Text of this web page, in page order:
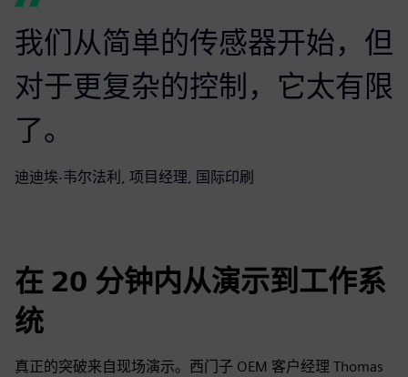
我们从简单的传感器开始，但
对于更复杂的控制，它太有限
了。
迪迪埃·韦尔法利, 项目经理, 国际印刷
在 20 分钟内从演示到工作系
统
真正的突破来自现场演示。西门子 OEM 客户经理 Thomas